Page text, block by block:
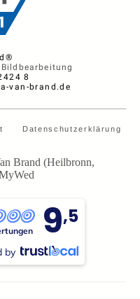
Bildbearbeitung
8
van-brand.de
Datenschutzerklärung
9,5
by